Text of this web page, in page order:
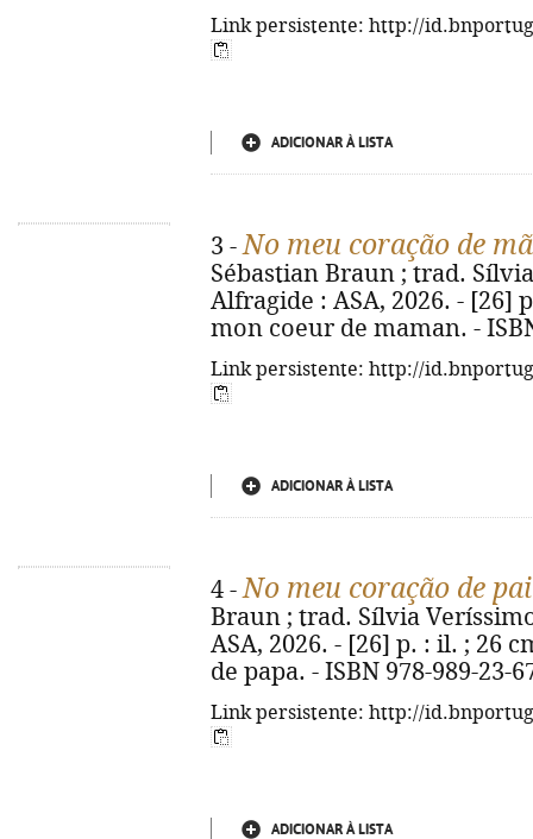
Link persistente: http://
ADICIONAR À LISTA
3 -No meu coração de
Sébastian Braun ; trad.
Alfragide : ASA, 2026. - [26]
mon coeur de maman. -
Link persistente: http://
ADICIONAR À LISTA
4 -No meu coração de pai
Braun ; trad. Sílvia
ASA, 2026. - [26] p. : il. ; 26
de papa. - ISBN 978-989-23-
Link persistente: http://
ADICIONAR À LISTA